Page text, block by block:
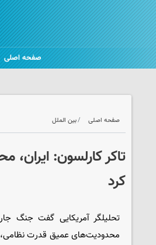
صفحه اصلی
صفحه اصلی بین الملل
تاکر کارلسون: ایران،
کرد
تحلیلگر آمریکایی گفت جنگ
محدودیت‌های عمیق قدرت